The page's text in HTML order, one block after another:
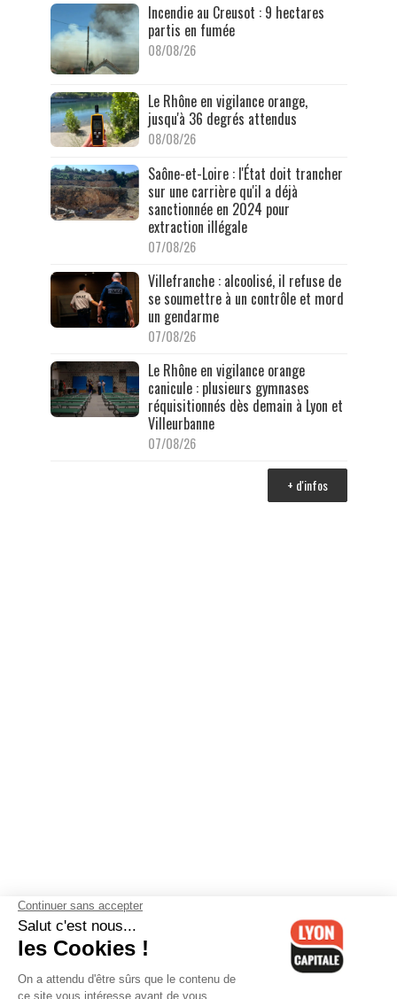
Incendie au Creusot : 9 hectares
partis en fumée
08/08/26
Le Rhône en vigilance orange,
jusqu'à 36 degrés attendus
08/08/26
Saône-et-Loire : l'État doit trancher
sur une carrière qu'il a déjà
sanctionnée en 2024 pour
extraction illégale
07/08/26
Villefranche : alcoolisé, il refuse de
se soumettre à un contrôle et mord
un gendarme
07/08/26
Le Rhône en vigilance orange
canicule : plusieurs gymnases
réquisitionnés dès demain à Lyon et
Villeurbanne
07/08/26
+ d'infos